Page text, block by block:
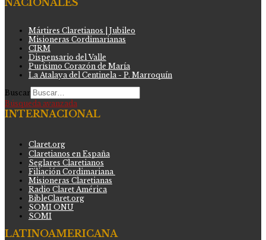
Mártires Claretianos | Jubileo
Misioneras Cordimarianas
CIRM
Dispensario del Valle
Purísimo Corazón de María
La Atalaya del Centinela - P. Marroquín
Buscar
Búsqueda avanzada
INTERNACIONAL
Claret.org
Claretianos en España
Seglares Claretianos
Filiación Cordimariana
Misioneras Claretianas
Radio Claret América
BibleClaret.org
SOMI ONU
SOMI
LATINOAMERICANA